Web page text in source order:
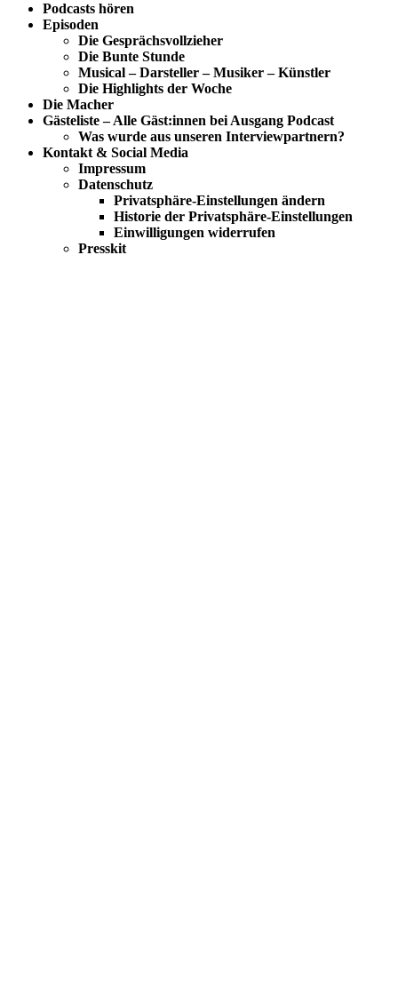
Podcasts hören
Episoden
Die Gesprächsvollzieher
Die Bunte Stunde
Musical – Darsteller – Musiker – Künstler
Die Highlights der Woche
Die Macher
Gästeliste – Alle Gäst:innen bei Ausgang Podcast
Was wurde aus unseren Interviewpartnern?
Kontakt & Social Media
Impressum
Datenschutz
Privatsphäre-Einstellungen ändern
Historie der Privatsphäre-Einstellungen
Einwilligungen widerrufen
Presskit